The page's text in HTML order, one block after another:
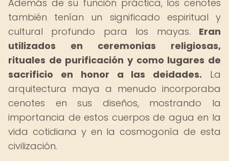
Además de su función práctica, los cenotes
también tenían un significado espiritual y
cultural profundo para los mayas. Eran
utilizados en ceremonias religiosas,
rituales de purificación y como lugares de
sacrificio en honor a las deidades. La
arquitectura maya a menudo incorporaba
cenotes en sus diseños, mostrando la
importancia de estos cuerpos de agua en la
vida cotidiana y en la cosmogonía de esta
civilización.